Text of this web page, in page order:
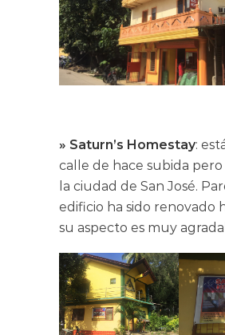
» Saturn’s Homestay:
calle de hace subida pero
la ciudad de San José.
edificio ha sido renovado
su aspecto es muy